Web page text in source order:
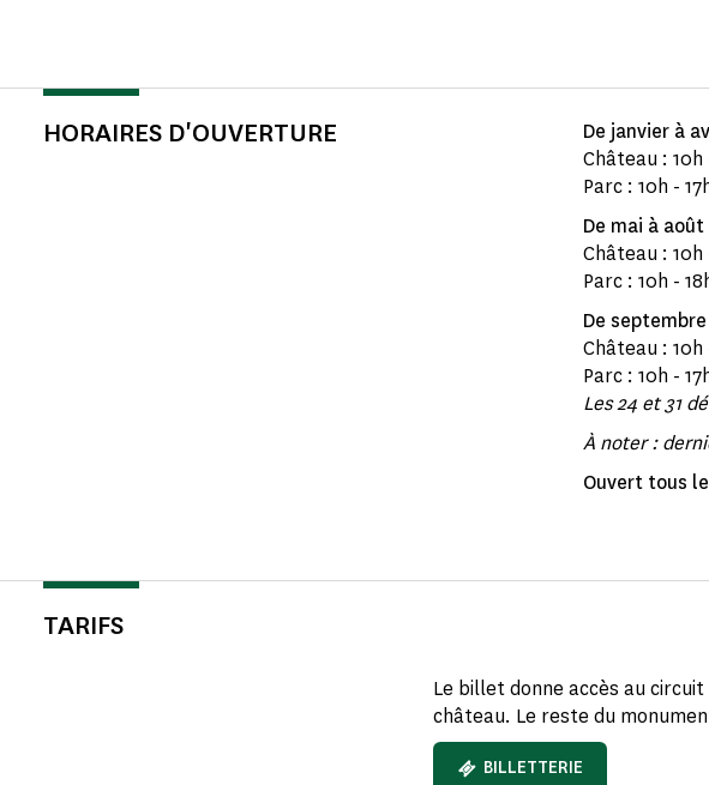
HORAIRES D'OUVERTURE De janvier à
Château : 10h
Parc : 10h -
De mai à août
Château : 10h
Parc : 10h -
De
Château : 10h
Parc : 10h -
Les 24 et 31
À noter :
Ouvert tous
TARIFS
Le billet donne accès au
château. Le reste du
BILLETTERIE